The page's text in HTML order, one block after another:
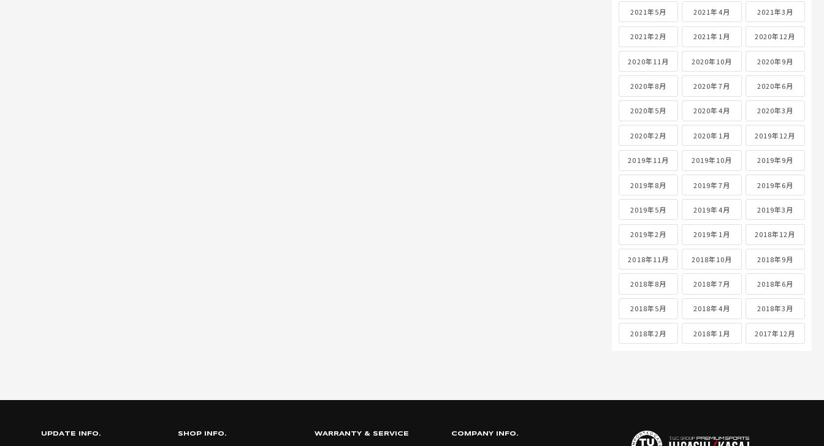
2021年5月 2021年4月 2021年3月
2021年2月 2021年1月 2020年12月
2020年11月 2020年10月 2020年9月
2020年8月 2020年7月 2020年6月
2020年5月 2020年4月 2020年3月
2020年2月 2020年1月 2019年12月
2019年11月 2019年10月 2019年9月
2019年8月 2019年7月 2019年6月
2019年5月 2019年4月 2019年3月
2019年2月 2019年1月 2018年12月
2018年11月 2018年10月 2018年9月
2018年8月 2018年7月 2018年6月
2018年5月 2018年4月 2018年3月
2018年2月 2018年1月 2017年12月
UPDATE INFO. SHOP INFO. WARRANTY & SERVICE COMPANY INFO.